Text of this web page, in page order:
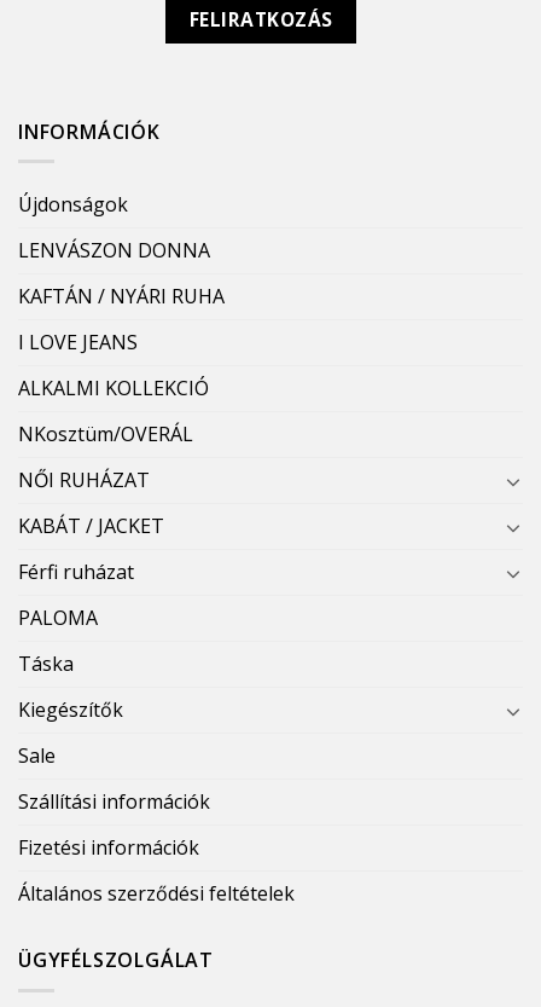
INFORMÁCIÓK
Újdonságok
LENVÁSZON DONNA
KAFTÁN / NYÁRI RUHA
I LOVE JEANS
ALKALMI KOLLEKCIÓ
NKosztüm/OVERÁL
NŐI RUHÁZAT
KABÁT / JACKET
Férfi ruházat
PALOMA
Táska
Kiegészítők
Sale
Szállítási információk
Fizetési információk
Általános szerződési feltételek
ÜGYFÉLSZOLGÁLAT